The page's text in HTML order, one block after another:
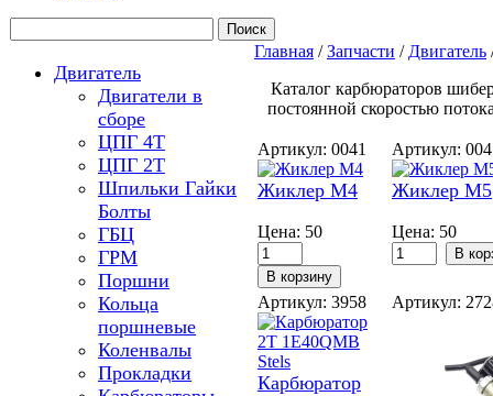
Двигатель
Двигатели в
сборе
ЦПГ 4Т
ЦПГ 2Т
Шпильки Гайки
Болты
ГБЦ
ГРМ
Поршни
Кольца
поршневые
Коленвалы
Прокладки
Главная /Запчасти / Двигатель
Каталог карбюраторов
постоянной скоростью
Артикул: 0041
Жиклер М4
Цена: 50
Артикул:
Жиклер М5
Цена: 50
Артикул: 3958
Карбюратор
Артикул: